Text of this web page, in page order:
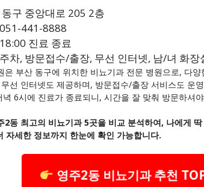
구 중앙대로 205 2층
051-441-8888
18:00 진료 종료
주차, 방문접수/출장, 무선 인터넷, 남/녀 화장
은 부산 동구에 위치한 비뇨기과 전문 병원으로, 다
선 인터넷도 제공하며, 방문접수/출장 서비스도 운
녁 6시에 진료가 종료되니, 시간을 잘 맞춰 방문하셔
2동 최고의 비뇨기과 5곳을 비교 분석하여, 나에게
자세한 정보까지 한눈에 확인 가능합니다.
영주2동 비뇨기과 추천